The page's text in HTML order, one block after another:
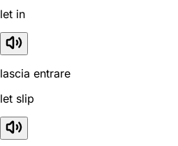
let in
lascia entrare
let slip